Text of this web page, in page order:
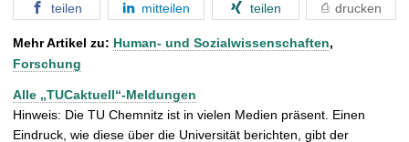
teilen mitteilen teilen drucken
Mehr Artikel zu: Human- und Sozialwissenschaften,
Forschung
Alle „TUCaktuell“-Meldungen
Hinweis: Die TU Chemnitz ist in vielen Medien präsent. Einen
Eindruck, wie diese über die Universität berichten, gibt der